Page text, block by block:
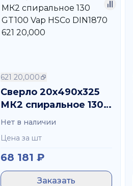
621 20,000
Сверло 20х490х325
МК2 спиральное 130
GT100 Vap HSCo
Нет в наличии
Цена за шт
68 181 ₽
Заказать